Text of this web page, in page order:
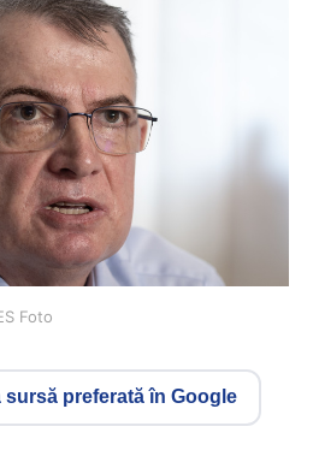
Foto
sursă preferată în Google